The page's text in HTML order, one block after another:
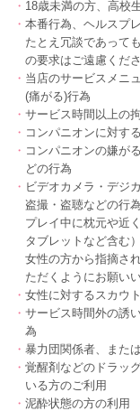
・ 18歳未満の方、高校
・ 本番行為、ヘルスプ
たとえ冗談であって
の要求はご遠慮くださ
・ 当店のサービスメニ
(痛がる)行為
・ サービス時間以上の
・ コンパニオンに対す
・ コンパニオンの嫌が
どの行為
・ ビデオカメラ・デジ
盗撮・盗聴などの行為
プレイ中に枕元や近
タブレットなど含む
女性の方から指摘さ
ただくようにお願い
・ 女性に対するスカウ
・ サービス時間外の誘
為
・ 暴力団関係者、また
・ 覚醒剤などのドラッ
いる方のご利用
・ 泥酔状態の方の利用